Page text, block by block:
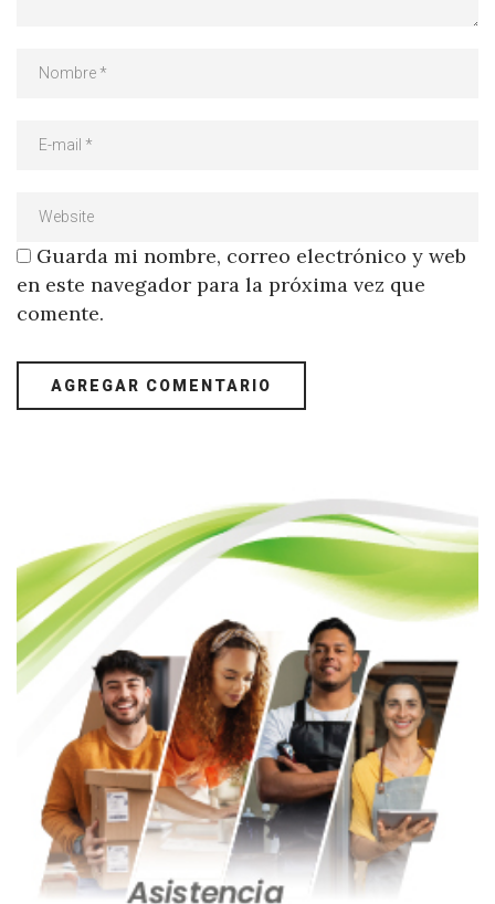
Guarda mi nombre, correo electrónico y web
en este navegador para la próxima vez que
comente.